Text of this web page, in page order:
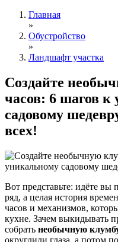
Главная
»
Обустройство
»
Ландшафт участка
Создайте
часов: 6 шагов к
садовому
всех!
Вот представьте: идёте вы
ряд, а целая история
часов и механизмов,
кухне. Зачем выкидывать
собрать необычную
округлили глаза, а потом